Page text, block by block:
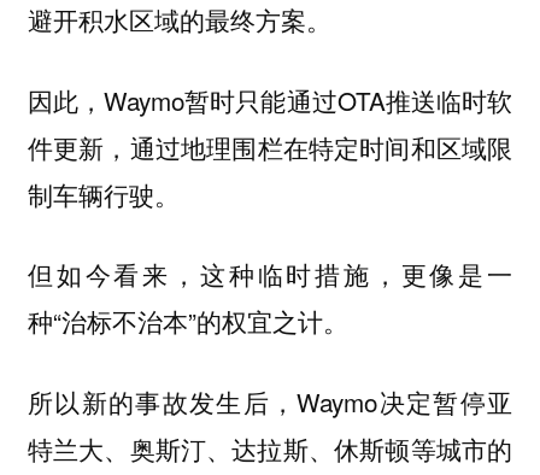
避开积水区域的最终方案。
因此，Waymo暂时只能通过OTA推送临时软
件更新， 通过地理围栏在特定时间和区域限
制车辆行驶。
但如今看来，这种临时措施，更像是一
种“治标不治本”的权宜之计。
所以新的事故发生后，Waymo决定暂停亚
特兰大、奥斯汀、达拉斯、休斯顿等城市的